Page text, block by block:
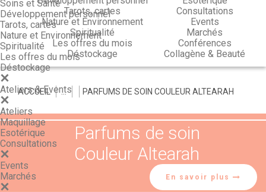
Soins et Santé
Développement personnel
Tarots, cartes
Nature et Environnement
Spiritualité
Les offres du mois
Déstockage
Ateliers & Events
Ateliers
Maquillage
Esotérique
Consultations
Events
Marchés
Tarots, cartes
Nature et Environnement
Spiritualité
Les offres du mois
Déstockage
Consultations
Events
Marchés
Conférences
Collagène & Beauté
ACCUEIL> > PARFUMS DE SOIN COULEUR ALTEARAH
Parfums de soin
Couleur Altearah
En savoir plus